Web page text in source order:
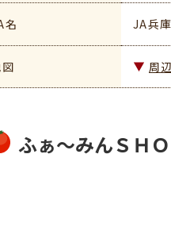
名 JA兵
周
ふぁ～みんＳＨ